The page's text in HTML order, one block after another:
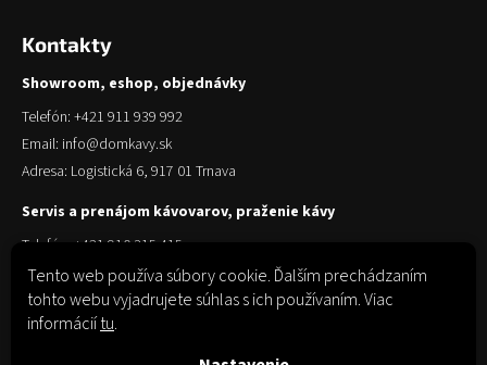
Tento web používa súbory cookie. Ďalším prechádzaním
tohto webu vyjadrujete súhlas s ich používaním. Viac
informáciítu.
Kontakty
Showroom, eshop, objednávky
Telefón: +421 911 939 992
Email: info@domkavy.sk
Adresa: Logistická 6, 917 01 Trnava
Servis a prenájom kávovarov, praženie kávy
Telefón: +421 910 315 415
Email: obchod@domkavy.sk
Adresa: Logistická 6, 917 01 Trnava